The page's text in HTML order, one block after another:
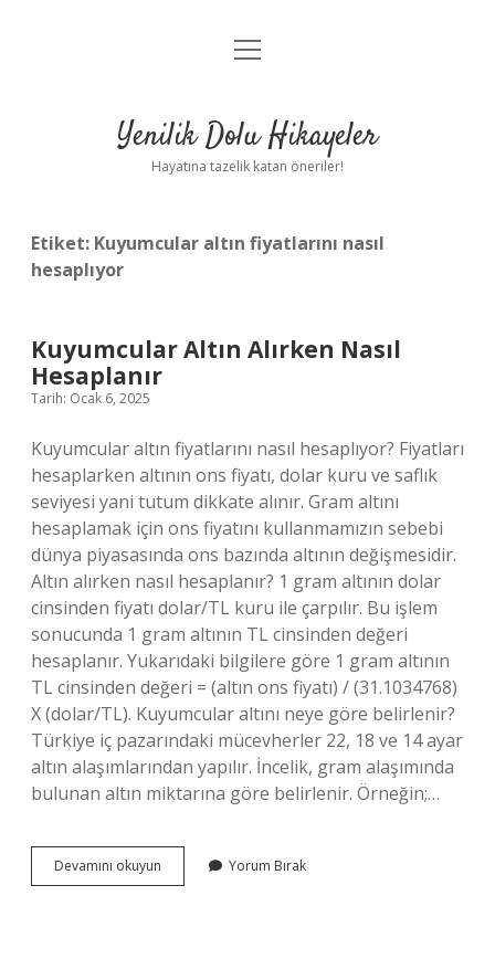
Anasayfa
Yasal Uyarı
menüyü
Yenilik Dolu Hikayeler
Hayatına tazelik katan öneriler!
Etiket: Kuyumcular altın fiyatlarını nasıl
hesaplıyor
Kuyumcular Altın Alırken Nasıl
Hesaplanır
Tarih: Ocak 6, 2025
Kuyumcular altın fiyatlarını nasıl hesaplıyor? Fiyatları
hesaplarken altının ons fiyatı, dolar kuru ve saflık
seviyesi yani tutum dikkate alınır. Gram altını
hesaplamak için ons fiyatını kullanmamızın sebebi
dünya piyasasında ons bazında altının değişmesidir.
Altın alırken nasıl hesaplanır? 1 gram altının dolar
cinsinden fiyatı dolar/TL kuru ile çarpılır. Bu işlem
sonucunda 1 gram altının TL cinsinden değeri
hesaplanır. Yukarıdaki bilgilere göre 1 gram altının
TL cinsinden değeri = (altın ons fiyatı) / (31.1034768)
X (dolar/TL). Kuyumcular altını neye göre belirlenir?
Türkiye iç pazarındaki mücevherler 22, 18 ve 14 ayar
altın alaşımlarından yapılır. İncelik, gram alaşımında
bulunan altın miktarına göre belirlenir. Örneğin;…
Devamını okuyun Kuyumcular
Altın
Yorum Bırak